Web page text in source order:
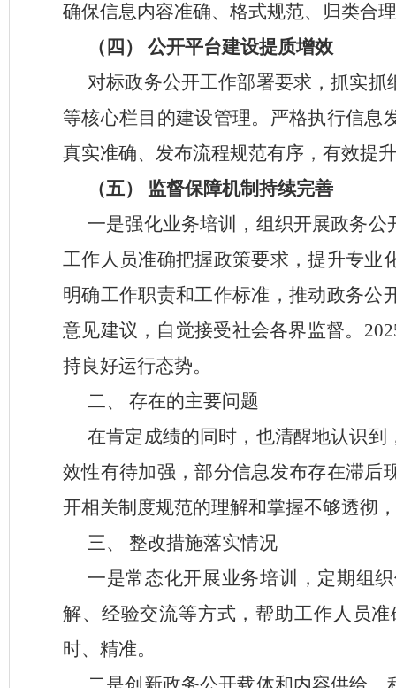
确保信息内容准确、格式规范、归类合
（四）
公开平台建设提质增效
对标政务公开工作部署要求，抓实
等核心栏目的建设管理。严格执行信息
真实准确、发布流程规范有序，有效提
（五）
监督保障机制持续完善
一是强化业务培训，组织开展政务
工作人员准确把握政策要求，提升专业
明确工作职责和工作标准，推动政务公
意见建议，自觉接受社会各界监督。
持良好运行态势。
二、
存在的主要问题
在肯定成绩的同时，也清醒地认识
效性有待加强，部分信息发布存在滞后
开相关制度规范的理解和掌握不够透彻
三、
整改措施落实情况
一是常态化开展业务培训，定期组
解、经验交流等方式，帮助工作人员
时、精准。